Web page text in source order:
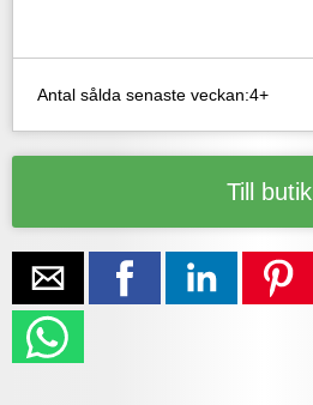
Antal sålda senaste veckan:4+
Till butik